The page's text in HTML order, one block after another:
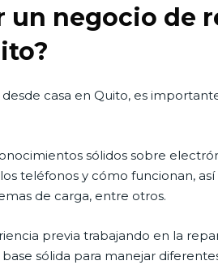
un negocio de
casa en Quito, es
sólidos sobre
teléfonos y cómo funcionan,
de carga, entre otros.
previa trabajando en la
sólida para manejar